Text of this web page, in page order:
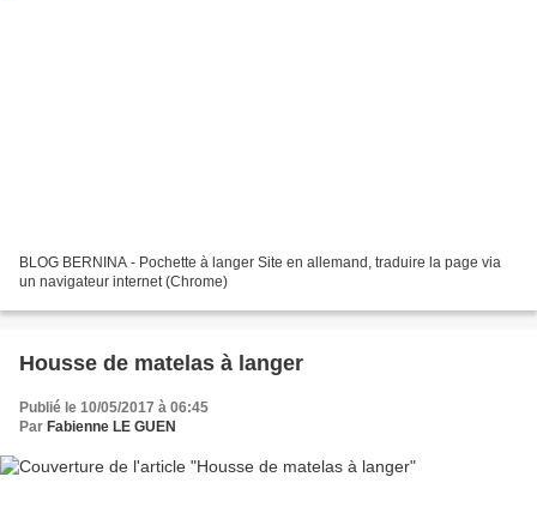
BLOG BERNINA - Pochette à langer Site en allemand, traduire la page via
un navigateur internet (Chrome)
Housse de matelas à langer
Publié le 10/05/2017 à 06:45
Par Fabienne LE GUEN